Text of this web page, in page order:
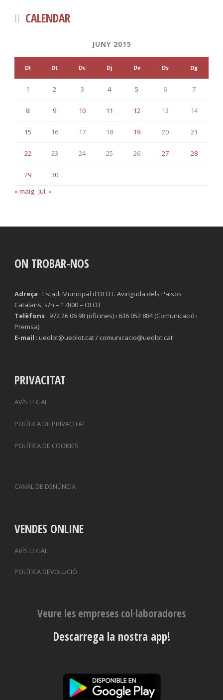
CALENDAR
JUNY 2015
Dl Dt Dc Dj Dv Ds Dg
1 2 3 4 5 6 7
8 9 10 11 12 13 14
15 16 17 18 19 20 21
22 23 24 25 26 27 28
29
30
« maig jul. »
ON TROBAR-NOS
Adreça : Estadi Municipal d’OLOT. Avinguda dels Països
Catalans, s/n – 17800 – OLOT
Telèfons : 972 26 06 98 (oficines) i 636 052 884 (Comunicació i
Premsa)
E-mail : ueolot@ueolot.cat / comunicacio@ueolot.cat
PRIVACITAT
AVÍS LEGAL
POLÍTICA DE PRIVACITAT
POLÍTICA DE COOKIES
CANAL DE DENÚNCIA
VENDES ONLINE
AVÍS LEGAL
POLÍTICA DEVOLUCIÓ
Veure les empreses col·laboradores
Descarrega la nostra app!